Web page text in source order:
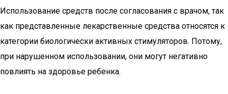
Использование средств после согласования с врачом, так
как представленные лекарственные средства относятся к
категории биологически активных стимуляторов. Потому,
при нарушенном использовании, они могут негативно
повлиять на здоровье ребенка.